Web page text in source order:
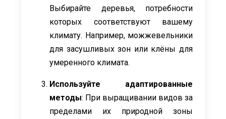
Выбирайте деревья, потребности
которых соответствуют вашему
климату. Например, можжевельники
для засушливых зон или клёны для
умеренного климата.
Используйте адаптированные
методы: При выращивании видов за
пределами их природной зоны